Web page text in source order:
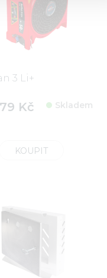
3 Li+
Kč Skladem
KOUPIT